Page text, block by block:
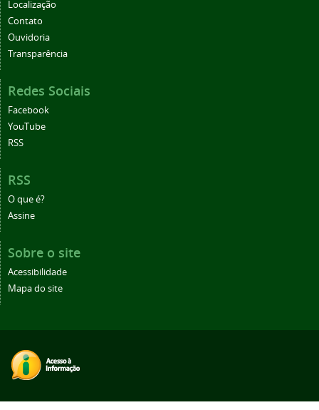
Localização
Contato
Ouvidoria
Transparência
Redes Sociais
Facebook
YouTube
RSS
RSS
O que é?
Assine
Sobre o site
Acessibilidade
Mapa do site